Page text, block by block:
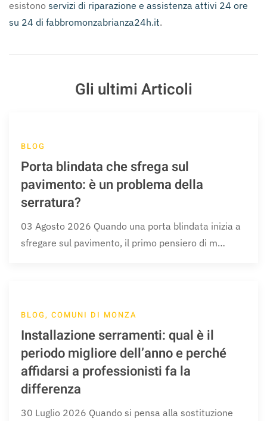
esistono servizi di riparazione e assistenza attivi 24 ore
su 24 di fabbromonzabrianza24h.it.
Gli ultimi Articoli
BLOG
Porta blindata che sfrega sul
pavimento: è un problema della
serratura?
03 Agosto 2026 Quando una porta blindata inizia a
sfregare sul pavimento, il primo pensiero di m…
BLOG, COMUNI DI MONZA
Installazione serramenti: qual è il
periodo migliore dell’anno e perché
affidarsi a professionisti fa la
differenza
30 Luglio 2026 Quando si pensa alla sostituzione